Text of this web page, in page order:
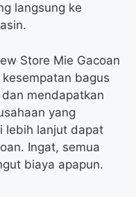
langsung ke
Store Mie Gacoan
bagus
mendapatkan
yang
lebih lanjut dapat
Ingat, semua
biaya apapun.